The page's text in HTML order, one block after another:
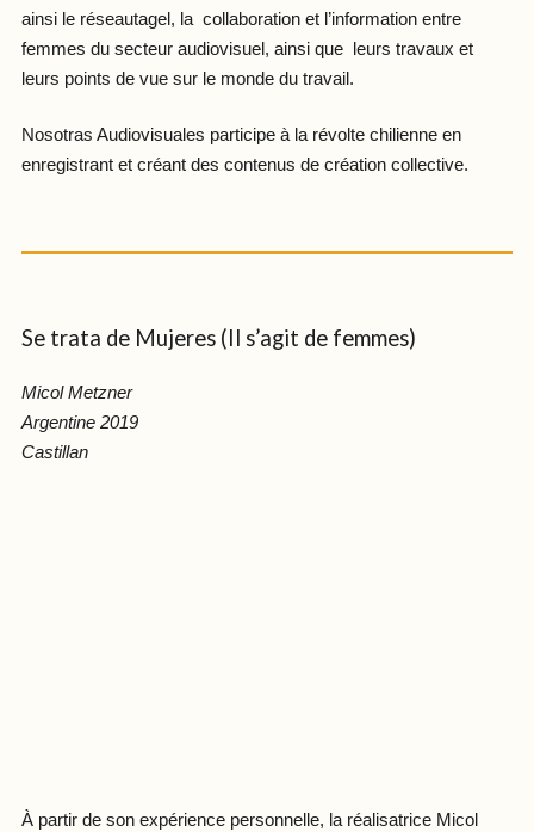
ainsi le réseautagel, la collaboration et l’information entre
femmes du secteur audiovisuel, ainsi que leurs travaux et
leurs points de vue sur le monde du travail.
Nosotras Audiovisuales participe à la révolte chilienne en
enregistrant et créant des contenus de création collective.
Se trata de Mujeres (Il s’agit de femmes)
Micol Metzner
Argentine 2019
Castillan
À partir de son expérience personnelle, la réalisatrice Micol